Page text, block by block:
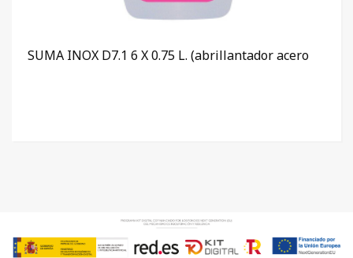
SUMA INOX D7.1 6 X 0.75 L. (abrillantador acero